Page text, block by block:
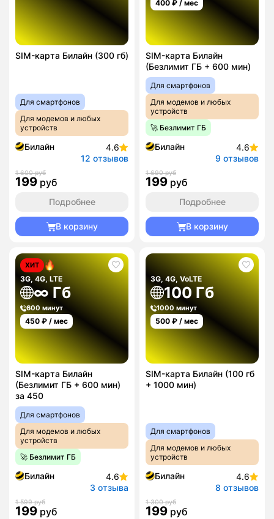
SIM-карта Билайн (300 гб)
Для смартфонов
Для модемов и любых
устройств
Билайн
4.6
12 отзывов
1 600 руб
199 руб
Подробнее
В корзину
400 ₽ / мес
SIM-карта Билайн
(Безлимит ГБ + 600 мин)
Для смартфонов
Для модемов и любых
устройств
🚀 Безлимит ГБ
Билайн
4.6
9 отзывов
1 690 руб
199 руб
Подробнее
В корзину
ХИТ
3G, 4G, LTE
∞ Гб
600 минут
450 ₽ / мес
SIM-карта Билайн
(Безлимит ГБ + 600 мин)
за 450
Для смартфонов
Для модемов и любых
устройств
🚀 Безлимит ГБ
Билайн
4.6
3 отзыва
1 599 руб
199 руб
3G, 4G, VoLTE
100 Гб
1000 минут
500 ₽ / мес
SIM-карта Билайн (100 гб
+ 1000 мин)
Для смартфонов
Для модемов и любых
устройств
Билайн
4.6
8 отзывов
1 300 руб
199 руб